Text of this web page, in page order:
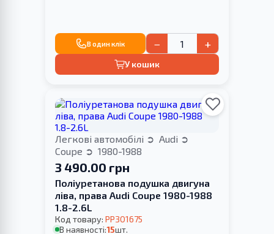
В один клік − +
У кошик
Легкові автомобілі
Audi
Coupe
1980-1988
3 490.00 грн
Поліуретанова подушка двигуна
ліва, права Audi Coupe 1980-1988
1.8-2.6L
Код товару: PP301675
В наявності:15шт.